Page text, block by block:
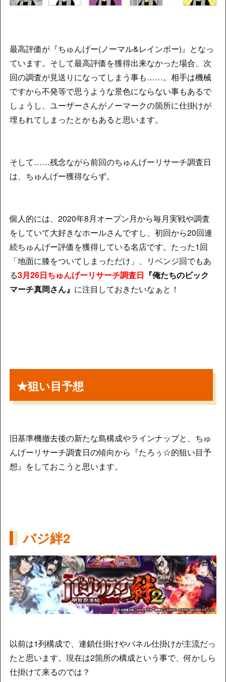
最高評価が『ちゅんげー(ノーマル&レインボー)』となっ
ています。そして最高評価を獲得出来なかった場合、次
回の調査が見送りになってしまう事も……。相手は機械
ですから不発等で思うような景色にならない事もあるで
しょうし、ユーザーさんがノーマークの箇所に仕掛けが
埋もれてしまったとかもあると思います。
そして……残念ながら前回のちゅんげーリサーチ調査日
は、ちゅんげー獲得ならず。
個人的には、2020年8月オープン月から毎月実戦や調査
をしていて大好きなホールさんですし、初回から20回連
続ちゅんげー評価を獲得している名店です。たった1回
「地面に膝をついてしまっただけ」、リベンジ回でもあ
る3月26日ちゅんげーリサーチ調査日 『俺たちのビック
マーチ真岡さん』 に注目しておきたいなぁと！
★狙い目予想
旧基準機撤去後の新たな島構成やラインナップと、ちゅ
んげーリサーチ調査日の傾向から『たろぅ☆的狙い目予
想』をしておこうと思います。
バジ絆2
以前は1列構成で、連鎖仕掛けやパネル仕掛けが主流だっ
たと思います。現在は2箇所の構成という事で、何かしら
仕掛けて来るのでは？